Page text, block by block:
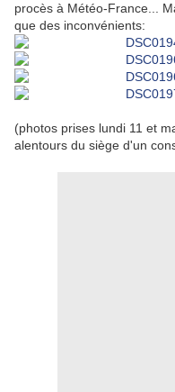
procès à Météo-France...
que des inconvénients:
(photos prises lundi 11 et
alentours du siège d'un